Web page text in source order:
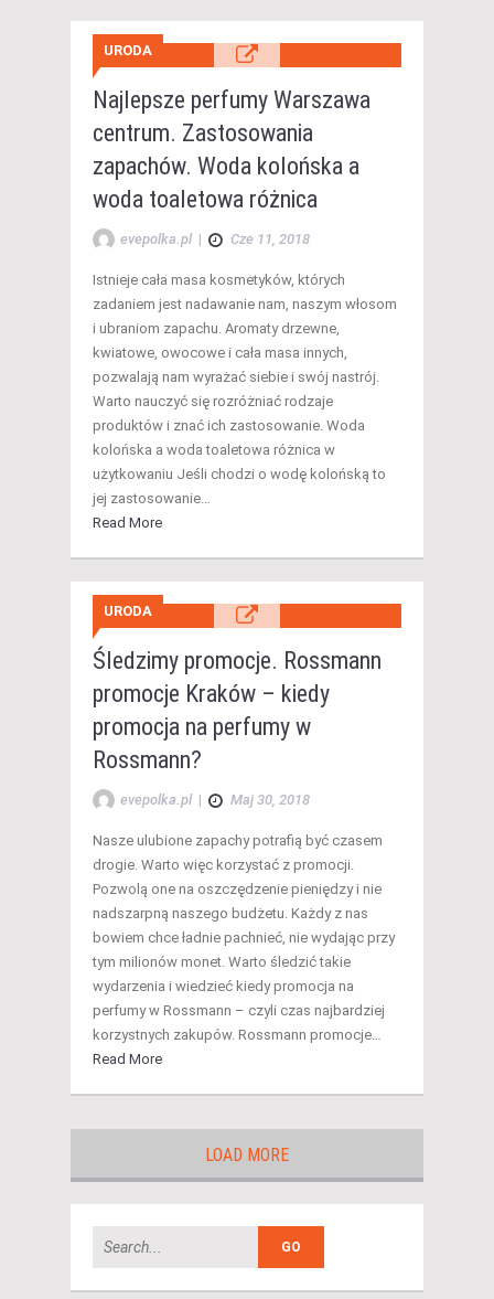
URODA
Najlepsze perfumy Warszawa
centrum. Zastosowania
zapachów. Woda kolońska a
woda toaletowa różnica
evepolka.pl | Cze 11, 2018
Istnieje cała masa kosmetyków, których
zadaniem jest nadawanie nam, naszym włosom
i ubraniom zapachu. Aromaty drzewne,
kwiatowe, owocowe i cała masa innych,
pozwalają nam wyrażać siebie i swój nastrój.
Warto nauczyć się rozróżniać rodzaje
produktów i znać ich zastosowanie. Woda
kolońska a woda toaletowa różnica w
użytkowaniu Jeśli chodzi o wodę kolońską to
jej zastosowanie…
Read More
URODA
Śledzimy promocje. Rossmann
promocje Kraków – kiedy
promocja na perfumy w
Rossmann?
evepolka.pl | Maj 30, 2018
Nasze ulubione zapachy potrafią być czasem
drogie. Warto więc korzystać z promocji.
Pozwolą one na oszczędzenie pieniędzy i nie
nadszarpną naszego budżetu. Każdy z nas
bowiem chce ładnie pachnieć, nie wydając przy
tym milionów monet. Warto śledzić takie
wydarzenia i wiedzieć kiedy promocja na
perfumy w Rossmann – czyli czas najbardziej
korzystnych zakupów. Rossmann promocje…
Read More
LOAD MORE